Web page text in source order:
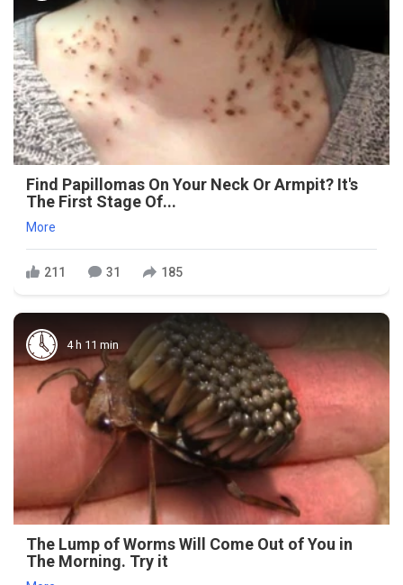
Find Papillomas On Your Neck Or Armpit? It's
The First Stage Of...
More
211 31 185
4 h 11 min
The Lump of Worms Will Come Out of You in
The Morning. Try it